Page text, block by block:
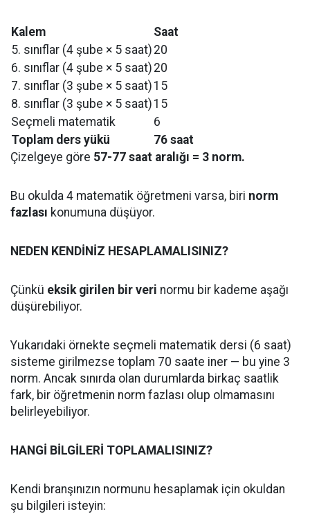
Kalem
Saat
5. sınıflar (4 şube × 5 saat) 20
6. sınıflar (4 şube × 5 saat) 20
7. sınıflar (3 şube × 5 saat) 15
8. sınıflar (3 şube × 5 saat) 15
Seçmeli matematik
6
Toplam ders yükü
76 saat
Çizelgeye göre 57-77 saat aralığı = 3 norm.
Bu okulda 4 matematik öğretmeni varsa, biri norm
fazlası konumuna düşüyor.
NEDEN KENDİNİZ HESAPLAMALISINIZ?
Çünkü eksik girilen bir veri normu bir kademe aşağı
düşürebiliyor.
Yukarıdaki örnekte seçmeli matematik dersi (6 saat)
sisteme girilmezse toplam 70 saate iner — bu yine 3
norm. Ancak sınırda olan durumlarda birkaç saatlik
fark, bir öğretmenin norm fazlası olup olmamasını
belirleyebiliyor.
HANGİ BİLGİLERİ TOPLAMALISINIZ?
Kendi branşınızın normunu hesaplamak için okuldan
şu bilgileri isteyin: